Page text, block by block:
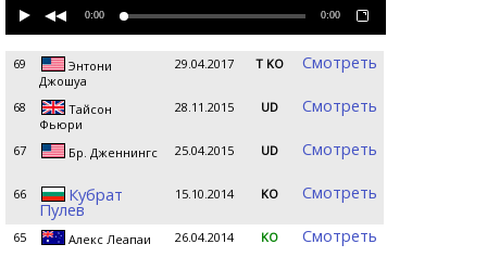
0:00 0:00
69
Энтони
Джошуа
29.04.2017 T KO Смотреть
68
Тайсон
Фьюри
28.11.2015 UD Смотреть
67 Бр. Дженнингс 25.04.2015 UD Смотреть
66 Кубрат
Пулев
15.10.2014 KO Смотреть
65 Алекс Леапаи 26.04.2014 KO Смотреть